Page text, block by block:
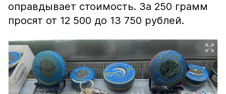
оправдывает стоимость. За 250 грамм
просят от 12 500 до 13 750 рублей.